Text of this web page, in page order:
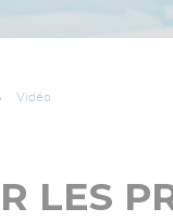
Vidéo
LES